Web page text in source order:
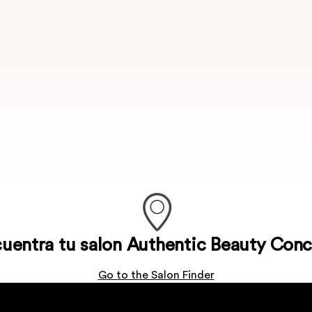
tu salon Authentic Beauty
Go to the Salon Finder